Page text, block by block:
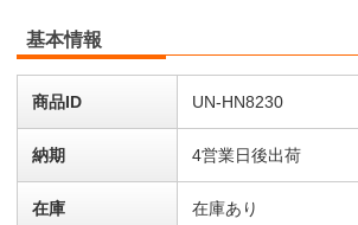
基本情報
商品ID UN-HN8230
納期 4営業日後出荷
在庫 在庫あり